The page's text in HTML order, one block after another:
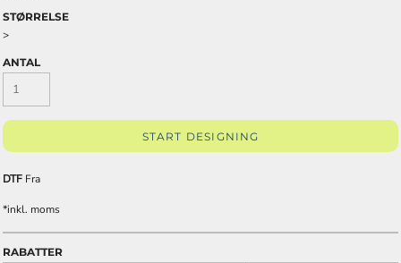
STØRRELSE
>
ANTAL
START DESIGNING
DTF Fra
*inkl. moms
RABATTER